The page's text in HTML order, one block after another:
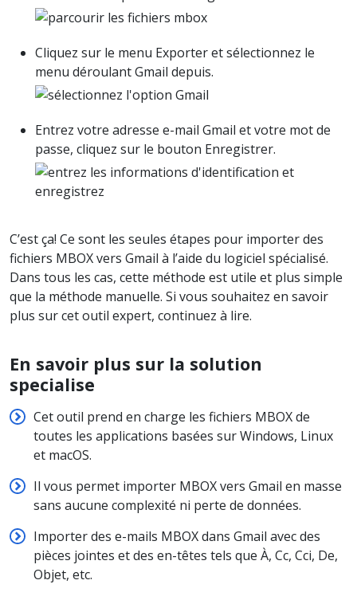
Cliquez sur le menu Exporter et sélectionnez le
menu déroulant Gmail depuis.
Entrez votre adresse e-mail Gmail et votre mot de
passe, cliquez sur le bouton Enregistrer.
C’est ça! Ce sont les seules étapes pour importer des
fichiers MBOX vers Gmail à l’aide du logiciel spécialisé.
Dans tous les cas, cette méthode est utile et plus simple
que la méthode manuelle. Si vous souhaitez en savoir
plus sur cet outil expert, continuez à lire.
En savoir plus sur la solution
specialise
Cet outil prend en charge les fichiers MBOX de
toutes les applications basées sur Windows, Linux
et macOS.
Il vous permet importer MBOX vers Gmail en masse
sans aucune complexité ni perte de données.
Importer des e-mails MBOX dans Gmail avec des
pièces jointes et des en-têtes tels que À, Cc, Cci, De,
Objet, etc.